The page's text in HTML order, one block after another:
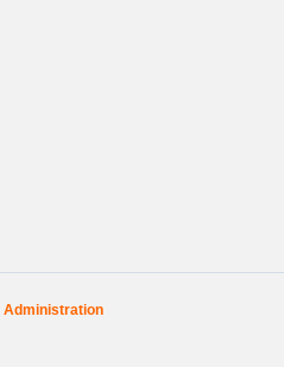
Administration